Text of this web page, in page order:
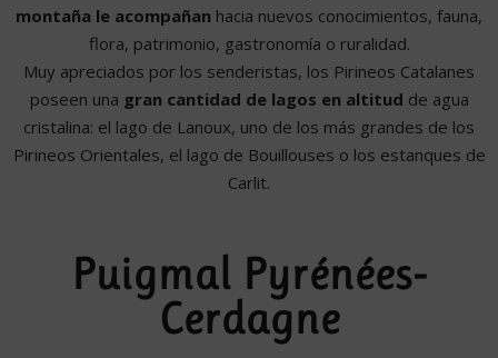
montaña le acompañan hacia nuevos conocimientos, fauna,
flora, patrimonio, gastronomía o ruralidad.
Muy apreciados por los senderistas, los Pirineos Catalanes
poseen una gran cantidad de lagos en altitud de agua
cristalina: el lago de Lanoux, uno de los más grandes de los
Pirineos Orientales, el lago de Bouillouses o los estanques de
Carlit.
Puigmal Pyrénées-
Cerdagne